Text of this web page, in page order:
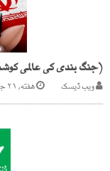
(جنگ بندی کی عالمی
ویب ڈیسک هفته, ۲۱ جون ۲۰۲۵